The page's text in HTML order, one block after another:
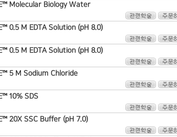
Molecular Biology Water
0.5 M EDTA Solution (pH 8.0)
0.5 M EDTA Solution (pH 8.0)
5 M Sodium Chloride
10% SDS
20X SSC Buffer (pH 7.0)